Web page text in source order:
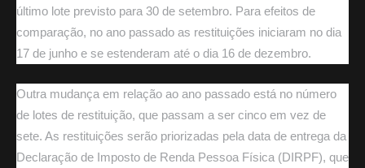
último lote previsto para 30 de setembro. Para efeitos de
comparação, no ano passado as restituições iniciaram no dia
17 de junho e se estenderam até o dia 16 de dezembro.
Outra mudança em relação ao ano passado está no número
de lotes de restituição, que passam a ser cinco em vez de
sete. As restituições serão priorizadas pela data de entrega da
Declaração de Imposto de Renda Pessoa Física (DIRPF), que